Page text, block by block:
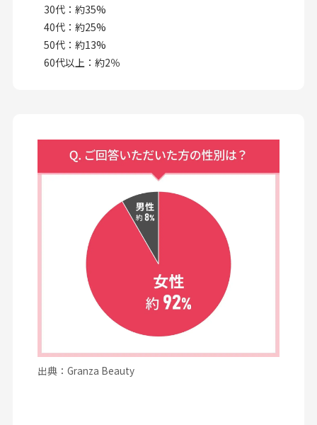
30代：約35%
40代：約25%
50代：約13%
60代以上：約2％
出典：Granza Beauty